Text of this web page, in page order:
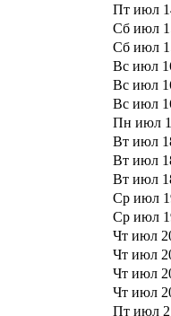
Пт июл
Сб июл
Сб июл
Вс июл
Вс июл
Вс июл
Пн июл
Вт июл
Вт июл
Вт июл
Ср июл
Ср июл
Чт июл
Чт июл
Чт июл
Чт июл
Пт июл